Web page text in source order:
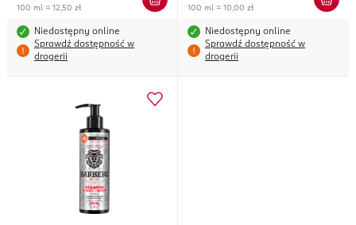
100 ml = 12,50 zł
Niedostępny online
Sprawdź dostępność w
drogerii
100 ml = 10,00 zł
Niedostępny online
Sprawdź dostępność w
drogerii